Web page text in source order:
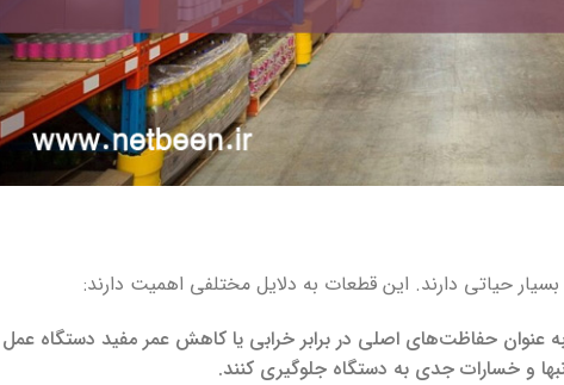
حیاتی دارند. این قطعات به دلایل مختلفی اهمیت دارند:
عنوان حفاظت‌های اصلی در برابر خرابی یا کاهش عمر مفید دستگاه عمل
و خسارات جدی به دستگاه جلوگیری کنند.